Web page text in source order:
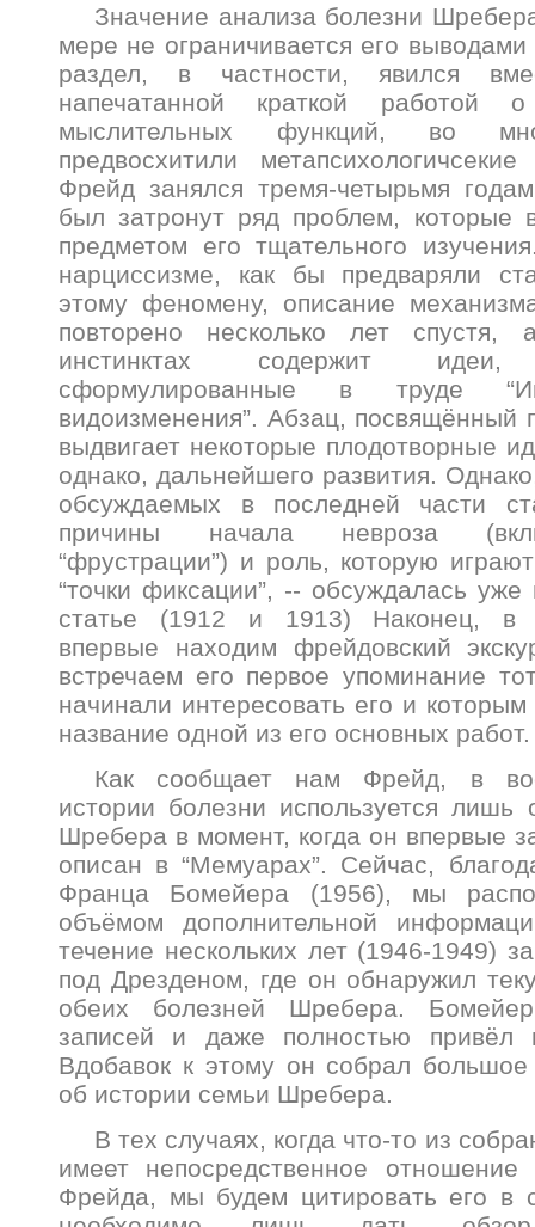
Значение анализа болезни
мере не ограничивается его
раздел, в частности, явился
напечатанной краткой работой
мыслительных функций, во
предвосхитили
Фрейд занялся тремя-четырьмя
был затронут ряд проблем, которые
предметом его тщательного
нарциссизме, как бы предваряли
этому феномену, описание
повторено несколько лет спустя,
инстинктах содержит
сформулированные в труде
видоизменения”. Абзац, посвящённый
выдвигает некоторые плодотворные
однако, дальнейшего развития.
обсуждаемых в последней части
причины начала невроза
“фрустрации”) и роль, которую
“точки фиксации”, -- обсуждалась уже
статье (1912 и 1913) Наконец, в
впервые находим фрейдовский
встречаем его первое упоминание
начинали интересовать его и
название одной из его основных работ.
Как сообщает нам Фрейд, в
истории болезни используется лишь
Шребера в момент, когда он впервые
описан в “Мемуарах”. Сейчас,
Франца Бомейера (1956), мы
объёмом дополнительной
течение нескольких лет (1946-1949)
под Дрезденом, где он обнаружил
обеих болезней Шребера.
записей и даже полностью привёл
Вдобавок к этому он собрал большое
об истории семьи Шребера.
В тех случаях, когда что-то из
имеет непосредственное отношение
Фрейда, мы будем цитировать его в